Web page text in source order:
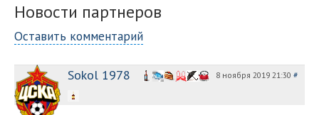
Новости партнеров
Оставить комментарий
Sokol 1978 8 ноября 2019 21:30 #